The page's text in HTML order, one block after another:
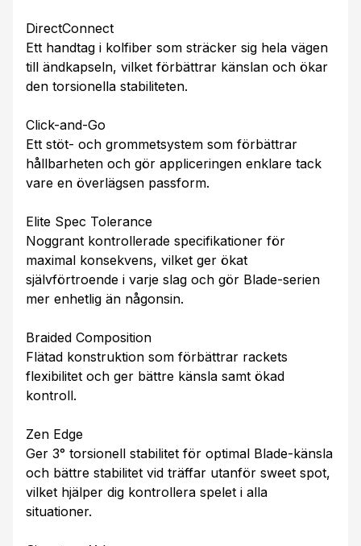
DirectConnect
Ett handtag i kolfiber som sträcker sig hela vägen
till ändkapseln, vilket förbättrar känslan och ökar
den torsionella stabiliteten.
Click-and-Go
Ett stöt- och grommetsystem som förbättrar
hållbarheten och gör appliceringen enklare tack
vare en överlägsen passform.
Elite Spec Tolerance
Noggrant kontrollerade specifikationer för
maximal konsekvens, vilket ger ökat
självförtroende i varje slag och gör Blade-serien
mer enhetlig än någonsin.
Braided Composition
Flätad konstruktion som förbättrar rackets
flexibilitet och ger bättre känsla samt ökad
kontroll.
Zen Edge
Ger 3° torsionell stabilitet för optimal Blade-känsla
och bättre stabilitet vid träffar utanför sweet spot,
vilket hjälper dig kontrollera spelet i alla
situationer.